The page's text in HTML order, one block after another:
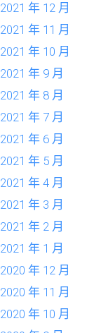
2021 年 12 月
2021 年 11 月
2021 年 10 月
2021 年 9 月
2021 年 8 月
2021 年 7 月
2021 年 6 月
2021 年 5 月
2021 年 4 月
2021 年 3 月
2021 年 2 月
2021 年 1 月
2020 年 12 月
2020 年 11 月
2020 年 10 月